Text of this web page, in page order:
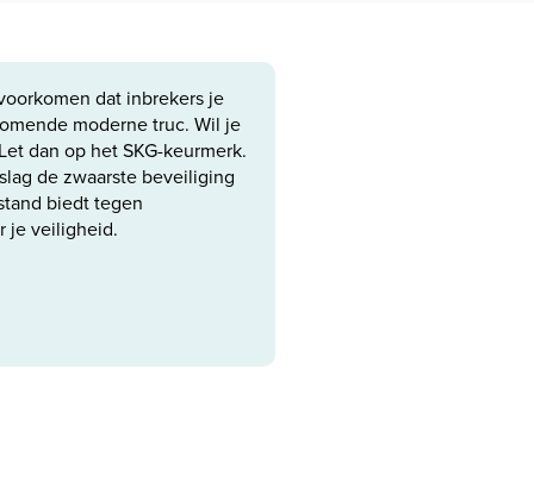
dat inbrekers je
moderne truc. Wil je
dan op het SKG-keurmerk.
de zwaarste beveiliging
biedt tegen
je veiligheid.